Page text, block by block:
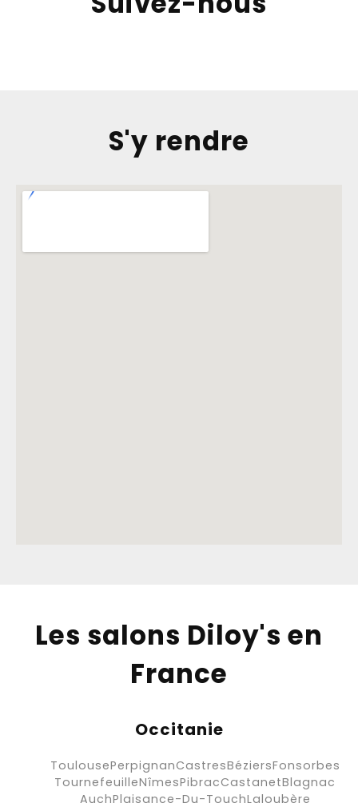
S'y rendre
Les salons Diloy's en
France
Occitanie
ToulousePerpignanCastresBéziersFonsorbes
TournefeuilleNîmesPibracCastanetBlagnac
AuchPlaisance-Du-TouchLaloubère